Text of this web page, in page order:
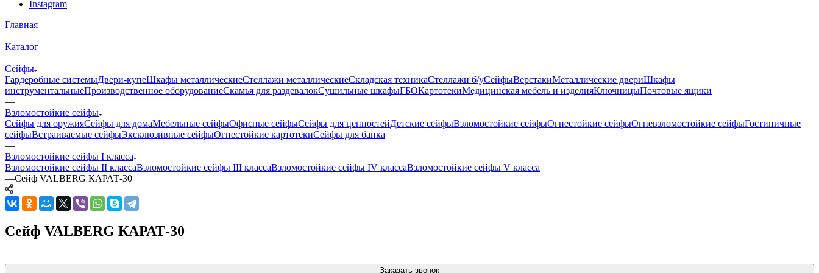
Instagram
Главная
—
Каталог
—
Сейфы
Гардеробные системыДвери-купеШкафы металлическиеСтеллажи металлическиеСкладская техникаСтеллажи б/уСейфыВерстакиМеталлические двериШкафы
инструментальныеПроизводственное оборудованиеСкамья для раздевалокСушильные шкафыГБОКартотекиМедицинская мебель и изделияКлючницыПочтовые ящики
—
Взломостойкие сейфы
Сейфы для оружияСейфы для домаМебельные сейфыОфисные сейфыСейфы для ценностейДетские сейфыВзломостойкие сейфыОгнестойкие сейфыОгневзломостойкие сейфыГостиничные
сейфыВстраиваемые сейфыЭксклюзивные сейфыОгнестойкие картотекиСейфы для банка
—
Взломостойкие сейфы I класса
Взломостойкие сейфы II классаВзломостойкие сейфы III классаВзломостойкие сейфы IV классаВзломостойкие сейфы V класса
—Сейф VALBERG КАРАТ-30
Сейф VALBERG КАРАТ-30
Заказать звонок